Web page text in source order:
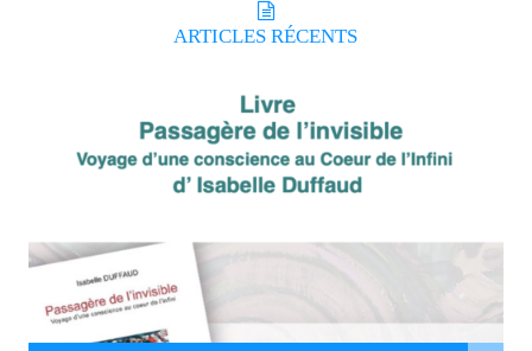
ARTICLES RÉCENTS